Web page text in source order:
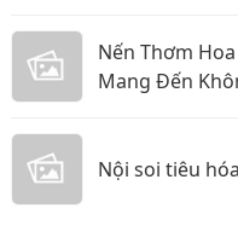
Nến Thơm
Mang Đến
Nội soi tiêu